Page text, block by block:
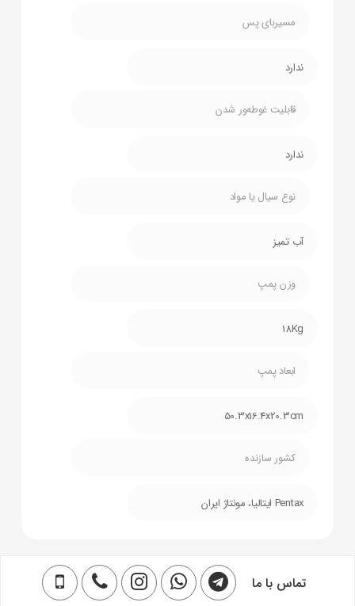
مسیربای پس
ندارد
قابلیت غوطه‌ور شدن
ندارد
نوع سیال یا مواد
آب تمیز
وزن پمپ
18Kg
ابعاد پمپ
50.3x16.4x20.3cm
کشور سازنده
Pentax ایتالیا، مونتاژ ایران
تماس با ما